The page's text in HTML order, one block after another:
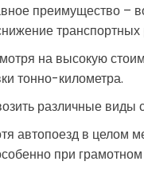
преимущество –
на высокую
тонно-километра.
различные виды
автопоезд в целом
при